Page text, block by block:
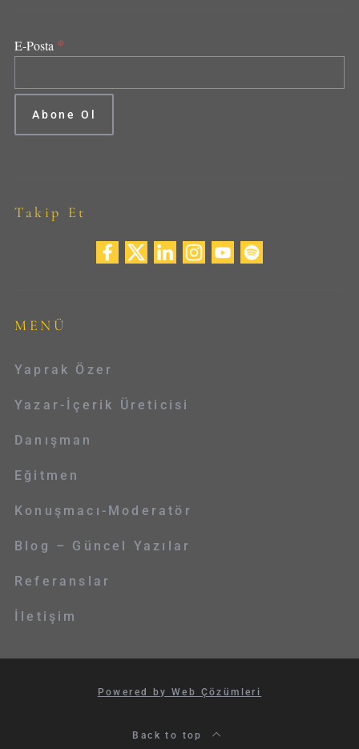
E-Posta *
Takip Et
MENÜ
Yaprak Özer
Yazar-İçerik Üreticisi
Danışman
Eğitmen
Konuşmacı-Moderatör
Blog – Güncel Yazılar
Referanslar
İletişim
Powered by Web Çözümleri
Back to top